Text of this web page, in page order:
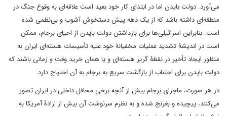
می‌آورد. دولت بایدن اما در ابتدای کار خود بعید است علاقه‌ای به وقوع جنگ در
منطقه‌ای داشته باشد که از یک دهه پیش دستخوش آشوب و بی‌نظمی شده
است. بنابراین اسرائیلی‌ها برای بازداشتن دولت بایدن از احیای برجام، ممکن
است در اندیشۀ تشدید عملیات مخفیانۀ خود علیه تأسیسات هسته‌ای ایران به
منظور ایجاد تأخیر در نقطۀ گریز هسته‌ای و یا همان خرید وقت و زمانی باشند که
دولت بایدن برای اجتناب از بازگشت سریع به برجام به آن احتیاج دارد.
در هر صورت، ماجرای برجام بیش از آنچه برخی محافل داخلی در ایران تصور
می‌کنند، پیچیده و بغرنج شده و به نظرم سرنوشت آن بیش از ارادۀ آمریکا به